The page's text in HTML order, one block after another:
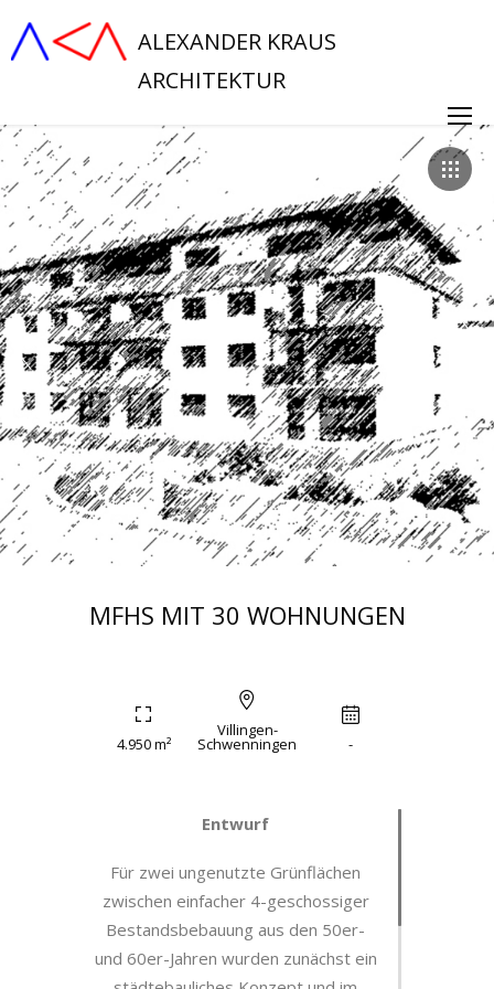
ALEXANDER KRAUS
ARCHITEKTUR
MFHS MIT 30 WOHNUNGEN
4.950 m²
Villingen-
Schwenningen -
Entwurf
Für zwei ungenutzte Grünflächen
zwischen einfacher 4-geschossiger
Bestandsbebauung aus den 50er-
und 60er-Jahren wurden zunächst ein